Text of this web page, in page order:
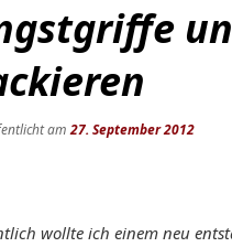
am27. September 2012
wollte ich einem neu